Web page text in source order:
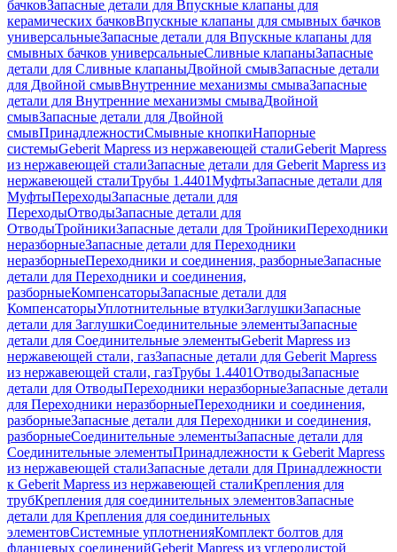
бачковЗапасные детали для Впускные клапаны для
керамических бачковВпускные клапаны для смывных бачков
универсальныеЗапасные детали для Впускные клапаны для
смывных бачков универсальныеСливные клапаныЗапасные
детали для Сливные клапаныДвойной смывЗапасные детали
для Двойной смывВнутренние механизмы смываЗапасные
детали для Внутренние механизмы смываДвойной
смывЗапасные детали для Двойной
смывПринадлежностиСмывные кнопкиНапорные
системыGeberit Mapress из нержавеющей сталиGeberit Mapress
из нержавеющей сталиЗапасные детали для Geberit Mapress из
нержавеющей сталиТрубы 1.4401МуфтыЗапасные детали для
МуфтыПереходыЗапасные детали для
ПереходыОтводыЗапасные детали для
ОтводыТройникиЗапасные детали для ТройникиПереходники
неразборныеЗапасные детали для Переходники
неразборныеПереходники и соединения, разборныеЗапасные
детали для Переходники и соединения,
разборныеКомпенсаторыЗапасные детали для
КомпенсаторыУплотнительные втулкиЗаглушкиЗапасные
детали для ЗаглушкиСоединительные элементыЗапасные
детали для Соединительные элементыGeberit Mapress из
нержавеющей стали, газЗапасные детали для Geberit Mapress
из нержавеющей стали, газТрубы 1.4401ОтводыЗапасные
детали для ОтводыПереходники неразборныеЗапасные детали
для Переходники неразборныеПереходники и соединения,
разборныеЗапасные детали для Переходники и соединения,
разборныеСоединительные элементыЗапасные детали для
Соединительные элементыПринадлежности к Geberit Mapress
из нержавеющей сталиЗапасные детали для Принадлежности
к Geberit Mapress из нержавеющей сталиКрепления для
трубКрепления для соединительных элементовЗапасные
детали для Крепления для соединительных
элементовСистемные уплотненияКомплект болтов для
фланцевых соединенийGeberit Mapress из углеродистой